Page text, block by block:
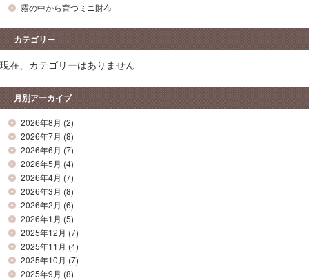
霧の中から育つミニ財布
カテゴリー
現在、カテゴリーはありません
月別アーカイブ
2026年8月 (2)
2026年7月 (8)
2026年6月 (7)
2026年5月 (4)
2026年4月 (7)
2026年3月 (8)
2026年2月 (6)
2026年1月 (5)
2025年12月 (7)
2025年11月 (4)
2025年10月 (7)
2025年9月 (8)